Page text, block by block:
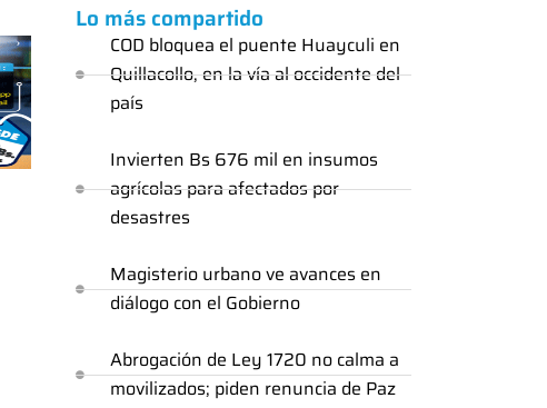
Lo más compartido
COD bloquea el puente Huayculi en
Quillacollo, en la vía al occidente del
país
Invierten Bs 676 mil en insumos
agrícolas para afectados por
desastres
Magisterio urbano ve avances en
diálogo con el Gobierno
Abrogación de Ley 1720 no calma a
movilizados; piden renuncia de Paz